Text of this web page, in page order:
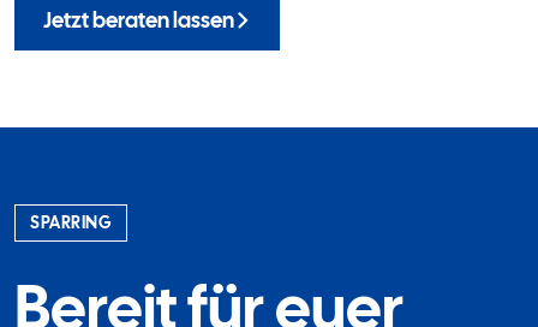
Jetzt beraten lassen
SPARRING
Bereit für euer